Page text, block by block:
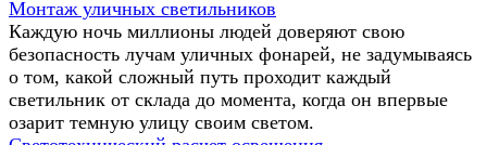
Монтаж уличных светильников
Каждую ночь миллионы людей доверяют свою
безопасность лучам уличных фонарей, не задумываясь
о том, какой сложный путь проходит каждый
светильник от склада до момента, когда он впервые
озарит темную улицу своим светом.